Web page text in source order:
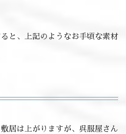
ると、上記のようなお手頃な素材
居は上がりますが、呉服屋さん